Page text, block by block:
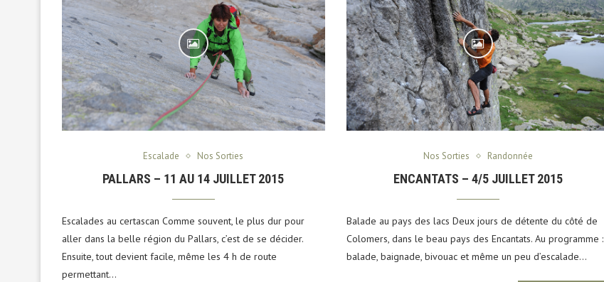
Escalade Nos Sorties
PALLARS – 11 AU 14 JUILLET 2015
Escalades au certascan Comme souvent, le plus dur pour
aller dans la belle région du Pallars, c’est de se décider.
Ensuite, tout devient facile, même les 4 h de route
permettant…
Nos Sorties Randonnée
ENCANTATS – 4/5 JUILLET 2015
Balade au pays des lacs Deux jours de détente du côté de
Colomers, dans le beau pays des Encantats. Au programme :
balade, baignade, bivouac et même un peu d’escalade…